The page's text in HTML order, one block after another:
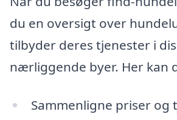
du en oversigt over
tilbyder deres tjenester i
nærliggende byer. Her kan
Sammenligne priser og